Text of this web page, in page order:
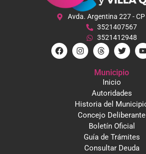
Avda. Argentina 227 -
3521407567
3521412948
Municipio
Inicio
Autoridades
Historia del
Concejo Deliberante
Boletín Oficial
Guía de Trámites
Consultar Deuda